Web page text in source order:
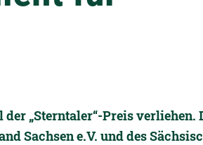
„Sterntaler“-Preis verliehen.
Sachsen e.V. und des